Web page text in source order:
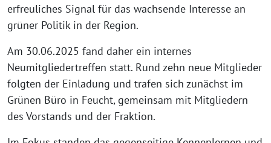
erfreuliches Signal für das wachsende Interesse an
grüner Politik in der Region.
Am 30.06.2025 fand daher ein internes
Neumitgliedertreffen statt. Rund zehn neue Mitglieder
folgten der Einladung und trafen sich zunächst im
Grünen Büro in Feucht, gemeinsam mit Mitgliedern
des Vorstands und der Fraktion.